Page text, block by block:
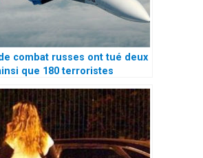
combat russes ont tué deux
que 180 terroristes